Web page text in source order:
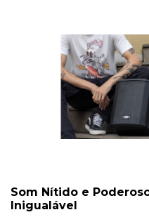
Som Nítido e
Inigualável